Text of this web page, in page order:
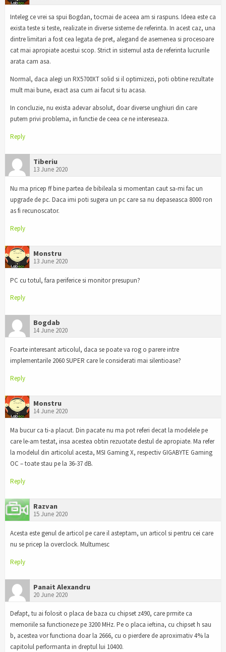
Inteleg ce vrei sa spui Bogdan, tocmai de aceea am si raspuns. Ideea este ca
exista teste si teste, realizate in diverse sisteme de referinta. In acest caz, una
dintre limitari a fost cea legata de pret, alegand de asemenea si procesoare
cat mai apropiate acestui scop. Strict in sistemul asta de referinta lucrurile
arata cam asa.
Normal, daca alegi un RX5700XT solid si il optimizezi, poti obtine rezultate
mult mai bune, exact asa cum ai facut si tu acasa.
In concluzie, nu exista adevar absolut, doar diverse unghiuri din care
putem privi problema, in functie de ceea ce ne intereseaza.
Reply
Tiberiu
13 June 2020
Nu ma pricep ff bine partea de bibileala si momentan caut sa-mi fac un
upgrade de pc. Daca imi poti sugera un pc care sa nu depaseasca 8000 ron
as fi recunoscator.
Reply
Monstru
13 June 2020
PC cu totul, fara periferice si monitor presupun?
Reply
Bogdab
14 June 2020
Foarte interesant articolul, daca se poate va rog o parere intre
implementarile 2060 SUPER care le considerati mai silentioase?
Reply
Monstru
14 June 2020
Ma bucur ca ti-a placut. Din pacate nu ma pot referi decat la modelele pe
care le-am testat, insa acestea obtin rezuotate destul de apropiate. Ma refer
la modelul din articolul acesta, MSI Gaming X, respectiv GIGABYTE Gaming
OC – toate stau pe la 36-37 dB.
Reply
Razvan
15 June 2020
Acesta este genul de articol pe care il asteptam, un articol si pentru cei care
nu se pricep la overclock. Multumesc
Reply
Panait Alexandru
20 June 2020
Defapt, tu ai folosit o placa de baza cu chipset z490, care prmite ca
memoriile sa functioneze pe 3200 MHz. Pe o placa ieftina, cu chipset h sau
b, acestea vor functiona doar la 2666, cu o pierdere de aproximativ 4% la
capitolul performanta in dreptul lui 10400.